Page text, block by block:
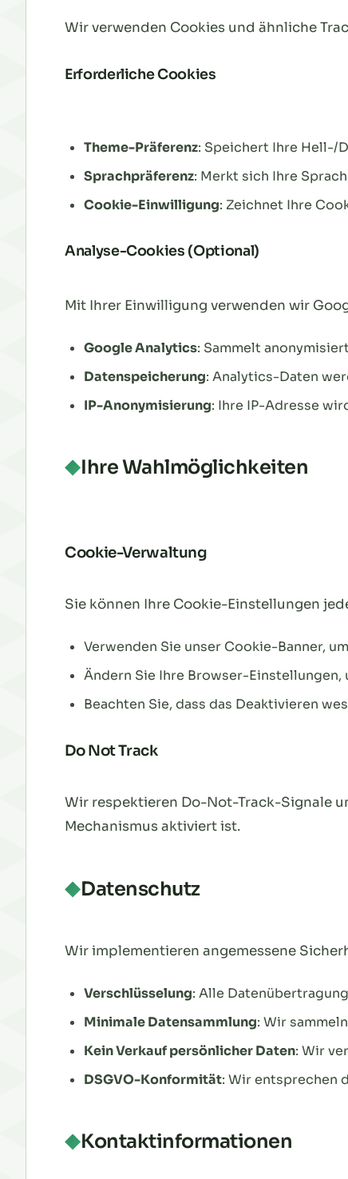
Wir verwenden Cookies und ähnliche
Erforderliche Cookies
Theme-Präferenz: Speichert Ihre Hell-/
Sprachpräferenz: Merkt sich Ihre
Cookie-Einwilligung: Zeichnet Ihre
Analyse-Cookies (Optional)
Mit Ihrer Einwilligung verwenden wir
Google Analytics: Sammelt
Datenspeicherung: Analytics-Daten
IP-Anonymisierung: Ihre IP-Adresse
Ihre Wahlmöglichkeiten
Cookie-Verwaltung
Sie können Ihre Cookie-Einstellungen
Verwenden Sie unser Cookie-Banner,
Ändern Sie Ihre Browser-
Beachten Sie, dass das Deaktivieren
Do Not Track
Wir respektieren Do-Not-Track-Signale
Mechanismus aktiviert ist.
Datenschutz
Wir implementieren angemessene
Verschlüsselung: Alle
Minimale Datensammlung: Wir
Kein Verkauf persönlicher Daten: Wir
DSGVO-Konformität: Wir entsprechen
Kontaktinformationen